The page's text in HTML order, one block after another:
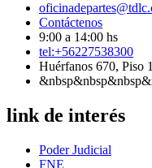
Contáctenos
9:00 a 14:00 hs
tel:+56227538300
Huérfanos 670, Piso
link de interés
Poder Judicial
FNE